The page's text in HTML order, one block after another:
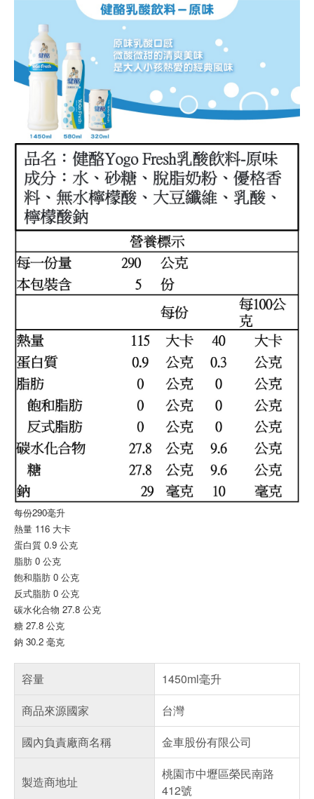
每份290毫升
熱量 116 大卡
蛋白質 0.9 公克
脂肪 0 公克
飽和脂肪 0 公克
反式脂肪 0 公克
碳水化合物 27.8 公克
糖 27.8 公克
鈉 30.2 毫克
容量
1450ml毫升
商品來源國家
台灣
國內負責廠商名稱
金車股份有限公司
製造商地址
桃園市中壢區榮民南路
412號